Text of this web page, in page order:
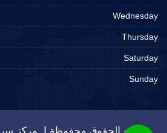
Wednesday
Thursday
Saturday
Sunday